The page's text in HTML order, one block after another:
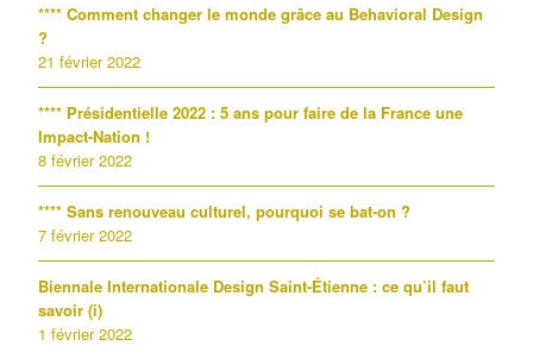
**** Comment changer le monde grâce au Behavioral Design
?
21 février 2022
**** Présidentielle 2022 : 5 ans pour faire de la France une
Impact-Nation !
8 février 2022
**** Sans renouveau culturel, pourquoi se bat-on ?
7 février 2022
Biennale Internationale Design Saint-Étienne : ce qu’il faut
savoir (i)
1 février 2022